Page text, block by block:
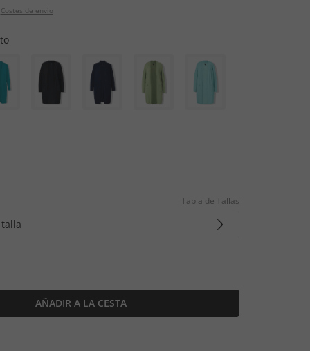
Costes de envío
Tabla de Tallas
AÑADIR A LA CESTA